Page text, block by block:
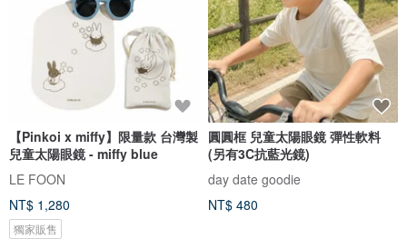
【Pinkoi x miffy】限量款 台灣製
兒童太陽眼鏡 - miffy blue
LE FOON
NT$ 1,280
獨家販售
圓圓框 兒童太陽眼鏡 彈性軟料
(另有3C抗藍光鏡)
day date goodie
NT$ 480